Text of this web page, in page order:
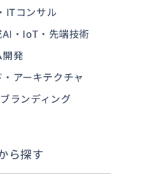
ITコンサル
・IoT・先端技術
開発
アーキテクチャ
ランディング
ら探す